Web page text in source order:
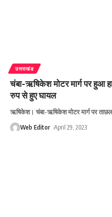
उत्तराखंड
चंबा-ऋषिकेश मोटर मार्ग पर हुआ
रुप से हुए घायल
ऋषिकेश। चंबा-ऋषिकेश मोटर मार्ग पर
Web Editor April 29, 2023